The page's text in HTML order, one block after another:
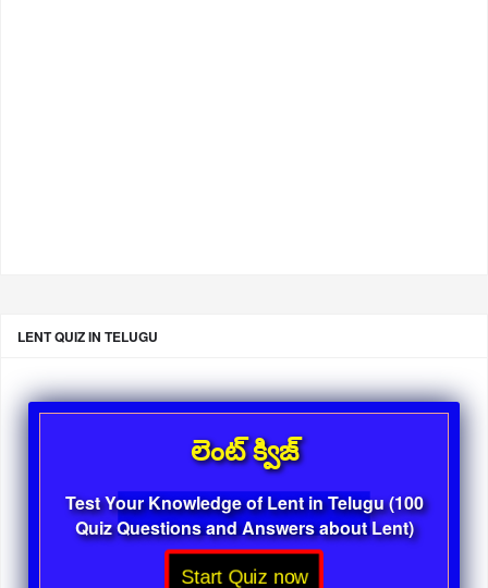
LENT QUIZ IN TELUGU
లెంట్ క్విజ్
Test Your Knowledge of Lent in Telugu (100
Quiz Questions and Answers about Lent)
Start Quiz now